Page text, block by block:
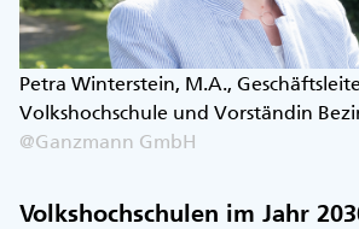
Petra Winterstein, M.A.,
Volkshochschule und Vorständin
@Ganzmann GmbH
Volkshochschulen im Jahr